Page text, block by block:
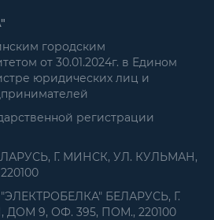
городским
от 30.01.2024г. в Едином
юридических лиц и
регистрации
Г. МИНСК, УЛ. КУЛЬМАН,
БЕЛАРУСЬ, Г.
9, ОФ. 395, ПОМ., 220100